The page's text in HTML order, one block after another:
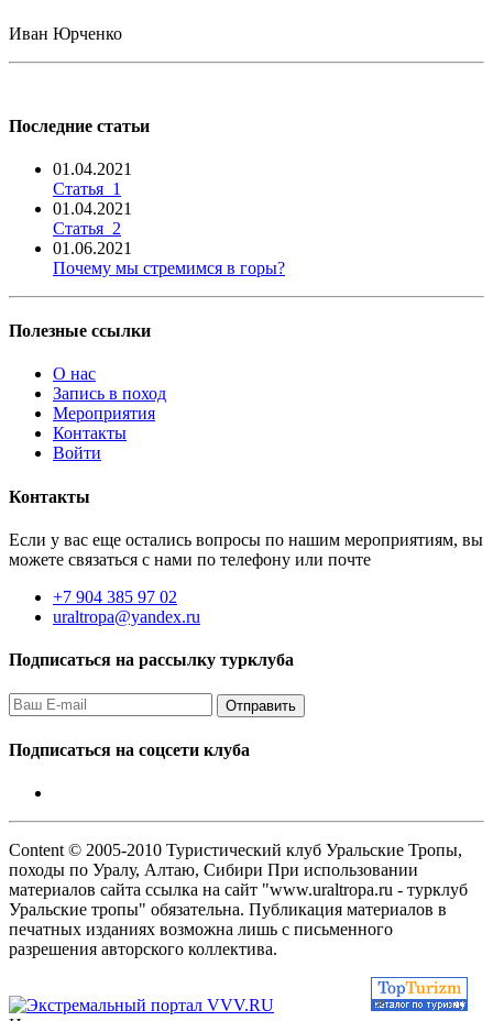
Иван Юрченко
Последние статьи
01.04.2021
Статья_1
01.04.2021
Статья_2
01.06.2021
Почему мы стремимся в горы?
Полезные ссылки
О нас
Запись в поход
Мероприятия
Контакты
Войти
Контакты
Если у вас еще остались вопросы по нашим мероприятиям, вы
можете связаться с нами по телефону или почте
+7 904 385 97 02
uraltropa@yandex.ru
Подписаться на рассылку турклуба
Подписаться на соцсети клуба
Content © 2005-2010 Туристический клуб Уральские Тропы,
походы по Уралу, Алтаю, Сибири При использовании
материалов сайта ссылка на сайт "www.uraltropa.ru - турклуб
Уральские тропы" обязательна. Публикация материалов в
печатных изданиях возможна лишь с письменного
разрешения авторского коллектива.